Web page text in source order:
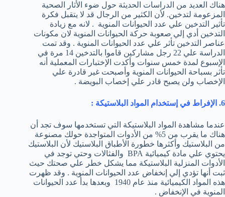
هناك العديد من الدراسات الحديثة حول ضوء الأثار الصحية
المزعومة لتدخين. لأن الكثير من الرجال قد لا يتقبل فكرة
تأثير التدخين علي عدد الحيوانات المنوية . لانه مع زيادة
التدخين أدي إلي صعوبة حركة الحيوانات المنوية لان مكونات
عناصر التدخين تأثر علي عدد الحيوانات المنوية . وقد تمت
الدراسة علي 22 رجل مشاركين قاموا بالتدخين 14 مرة في
الإسبوع لمدة خمس سنوات وأكدت الإختبارات المعملية أنه
تأثر بسباحة الحيوانات المنوية وأصبحت غير قادرة علي
الإخصاب ولن يصبح قادر علي إخصاب البويضة .
6. الإفراط في إستخدام المواد البلاستيكة :
عندما مشاهدة المواد البلاستيكة التي تستخدمها سوف تجد أن
هناك ما يقرب من 5% من الأدوات المتواجدة حولك مصنوعة
من البلاستيك وأكثرها خطورة الأطباق البلاستيك لأن البلاستيك
يحتوي علي مادة كيميائية BPA والفثالات وحتي توجد في
الأدوات المنزلية البلاستيكة مما يشكل خطر علي صحتك حيث
ثبت أنها تؤدي إلي إنخفاض عدد الحيوانات المنوية . وقد ظهرت
هذه المواد الكيميائية منذ عام 1940 وبعدها بدأ عدد الحيوانات
المنوية في الإنخفاض .